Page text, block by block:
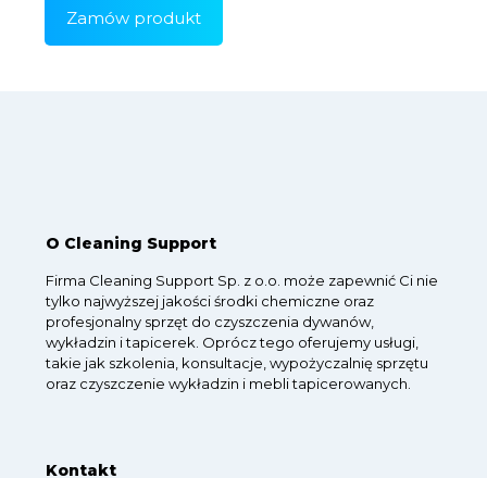
Zamów produkt
O Cleaning Support
Firma Cleaning Support Sp. z o.o. może zapewnić Ci nie
tylko najwyższej jakości środki chemiczne oraz
profesjonalny sprzęt do czyszczenia dywanów,
wykładzin i tapicerek. Oprócz tego oferujemy usługi,
takie jak szkolenia, konsultacje, wypożyczalnię sprzętu
oraz czyszczenie wykładzin i mebli tapicerowanych.
Kontakt